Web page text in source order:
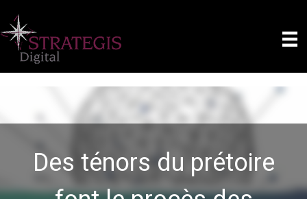
Des ténors du prétoire